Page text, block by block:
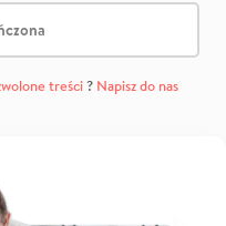
treści? Napisz do nas